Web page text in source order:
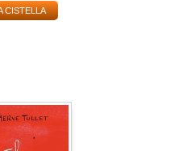
CISTELLA